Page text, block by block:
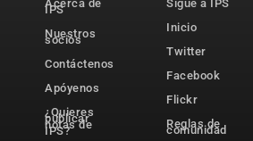
Acerca de
IPS
Nuestros
socios
Contáctenos
Apóyenos
¿Quieres
publicar
notas de
IPS?
Sigue a IPS
Inicio
Twitter
Facebook
Flickr
Reglas de
comunidad